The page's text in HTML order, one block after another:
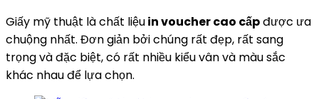
Giấy mỹ thuật là chất liệuin voucher cao cấpđược ưa
chuộng nhất. Đơn giản bởi chúng rất đẹp, rất sang
trọng và đặc biệt, có rất nhiều kiểu vân và màu sắc
khác nhau để lựa chọn.